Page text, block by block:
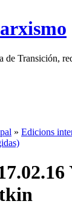
de Transición,
» Edicions